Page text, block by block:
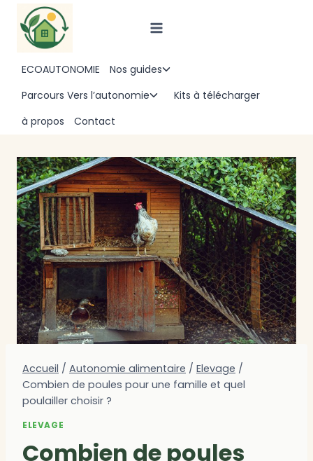
contenu
ECOAUTONOMIE Nos guides
le
Parcours Vers l’autonomie
Ouvrir/fermer
enfant
Kits à télécharger
à propos
Contact
Accueil / Autonomie alimentaire / Elevage /
Combien de poules pour une famille et quel
poulailler choisir ?
ELEVAGE
Combien de poules